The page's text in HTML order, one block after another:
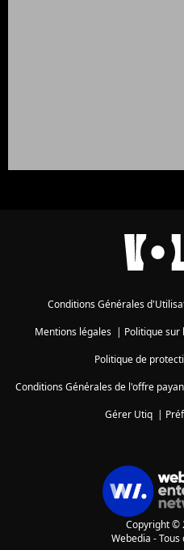
Conditions Générales
Mentions légales| Politique sur
Politique de
Conditions Générales de l'offre
Gérer Utiq |
Copyright ©
Webedia -